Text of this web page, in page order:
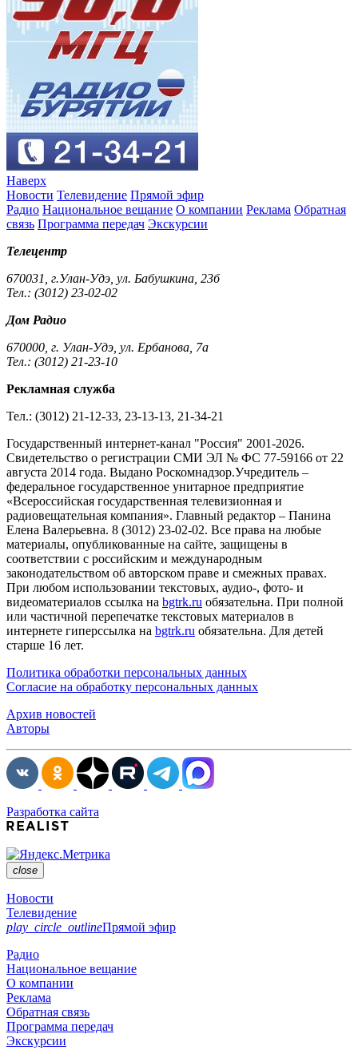
Наверх
Новости Телевидение Прямой эфир
Радио Национальное вещание О компании Реклама Обратная
связь Программа передач Экскурсии
Телецентр
670031, г.Улан-Удэ, ул. Бабушкина, 23б
Тел.: (3012) 23-02-02
Дом Радио
670000, г. Улан-Удэ, ул. Ербанова, 7а
Тел.: (3012) 21-23-10
Рекламная служба
Тел.: (3012) 21-12-33, 23-13-13, 21-34-21
Государственный интернет-канал "Россия" 2001-2026.
Cвидетельство о регистрации СМИ ЭЛ № ФС 77-59166 от 22
августа 2014 года. Выдано Роскомнадзор.Учредитель –
федеральное государственное унитарное предприятие
«Всероссийская государственная телевизионная и
радиовещательная компания». Главный редактор – Панина
Елена Валерьевна. 8 (3012) 23-02-02. Все права на любые
материалы, опубликованные на сайте, защищены в
соответствии с российским и международным
законодательством об авторском праве и смежных правах.
При любом использовании текстовых, аудио-, фото- и
видеоматериалов ссылка на bgtrk.ru обязательна. При полной
или частичной перепечатке текстовых материалов в
интернете гиперссылка на bgtrk.ru обязательна. Для детей
старше 16 лет.
Политика обработки персональных данных
Согласие на обработку персональных данных
Архив новостей
Авторы
Разработка сайта
close
Новости
Телевидение
play_circle_outlineПрямой эфир
Радио
Национальное вещание
О компании
Реклама
Обратная связь
Программа передач
Экскурсии